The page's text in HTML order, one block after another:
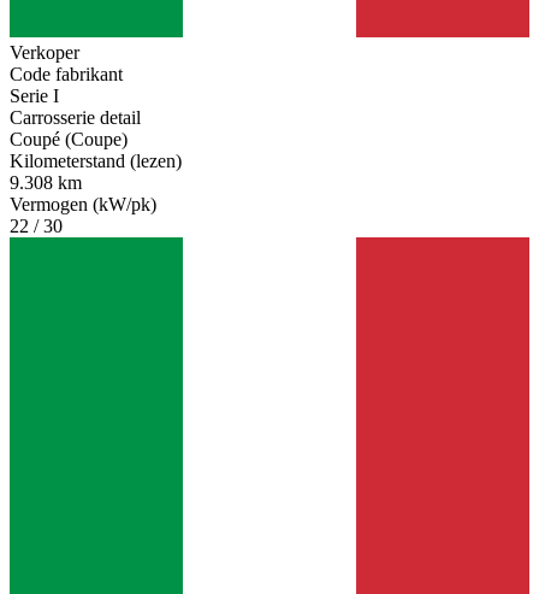
Verkoper
Code fabrikant
Serie I
Carrosserie detail
Coupé (Coupe)
Kilometerstand (lezen)
9.308 km
Vermogen (kW/pk)
22 / 30